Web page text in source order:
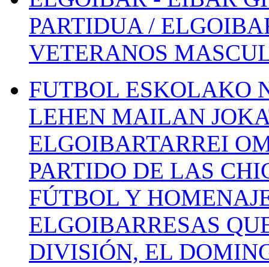
PARTIDUA /
VETERANOS
FUTBOL ESKOLAKO
LEHEN MAILAN
ELGOIBARTARREI
PARTIDO DE LAS
FÚTBOL Y
ELGOIBARRESAS
DIVISIÓN, EL